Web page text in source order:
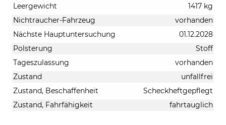
Leergewicht
1417 kg
Nichtraucher-Fahrzeug
vorhanden
Nächste Hauptuntersuchung
01.12.2028
Polsterung
Stoff
Tageszulassung
vorhanden
Zustand
unfallfrei
Zustand, Beschaffenheit
Scheckheftgepflegt
Zustand, Fahrfähigkeit
fahrtauglich